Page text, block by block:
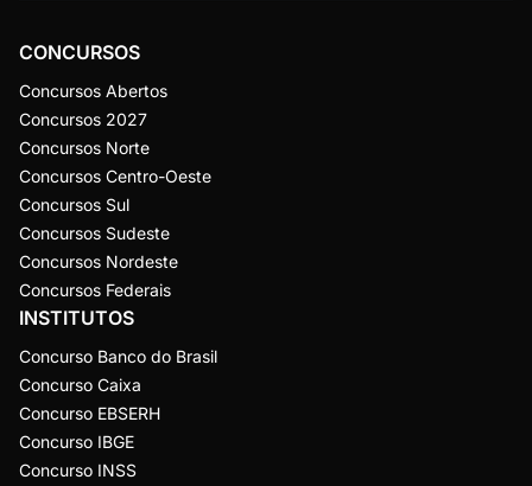
CONCURSOS
Concursos Abertos
Concursos 2027
Concursos Norte
Concursos Centro-Oeste
Concursos Sul
Concursos Sudeste
Concursos Nordeste
Concursos Federais
INSTITUTOS
Concurso Banco do Brasil
Concurso Caixa
Concurso EBSERH
Concurso IBGE
Concurso INSS